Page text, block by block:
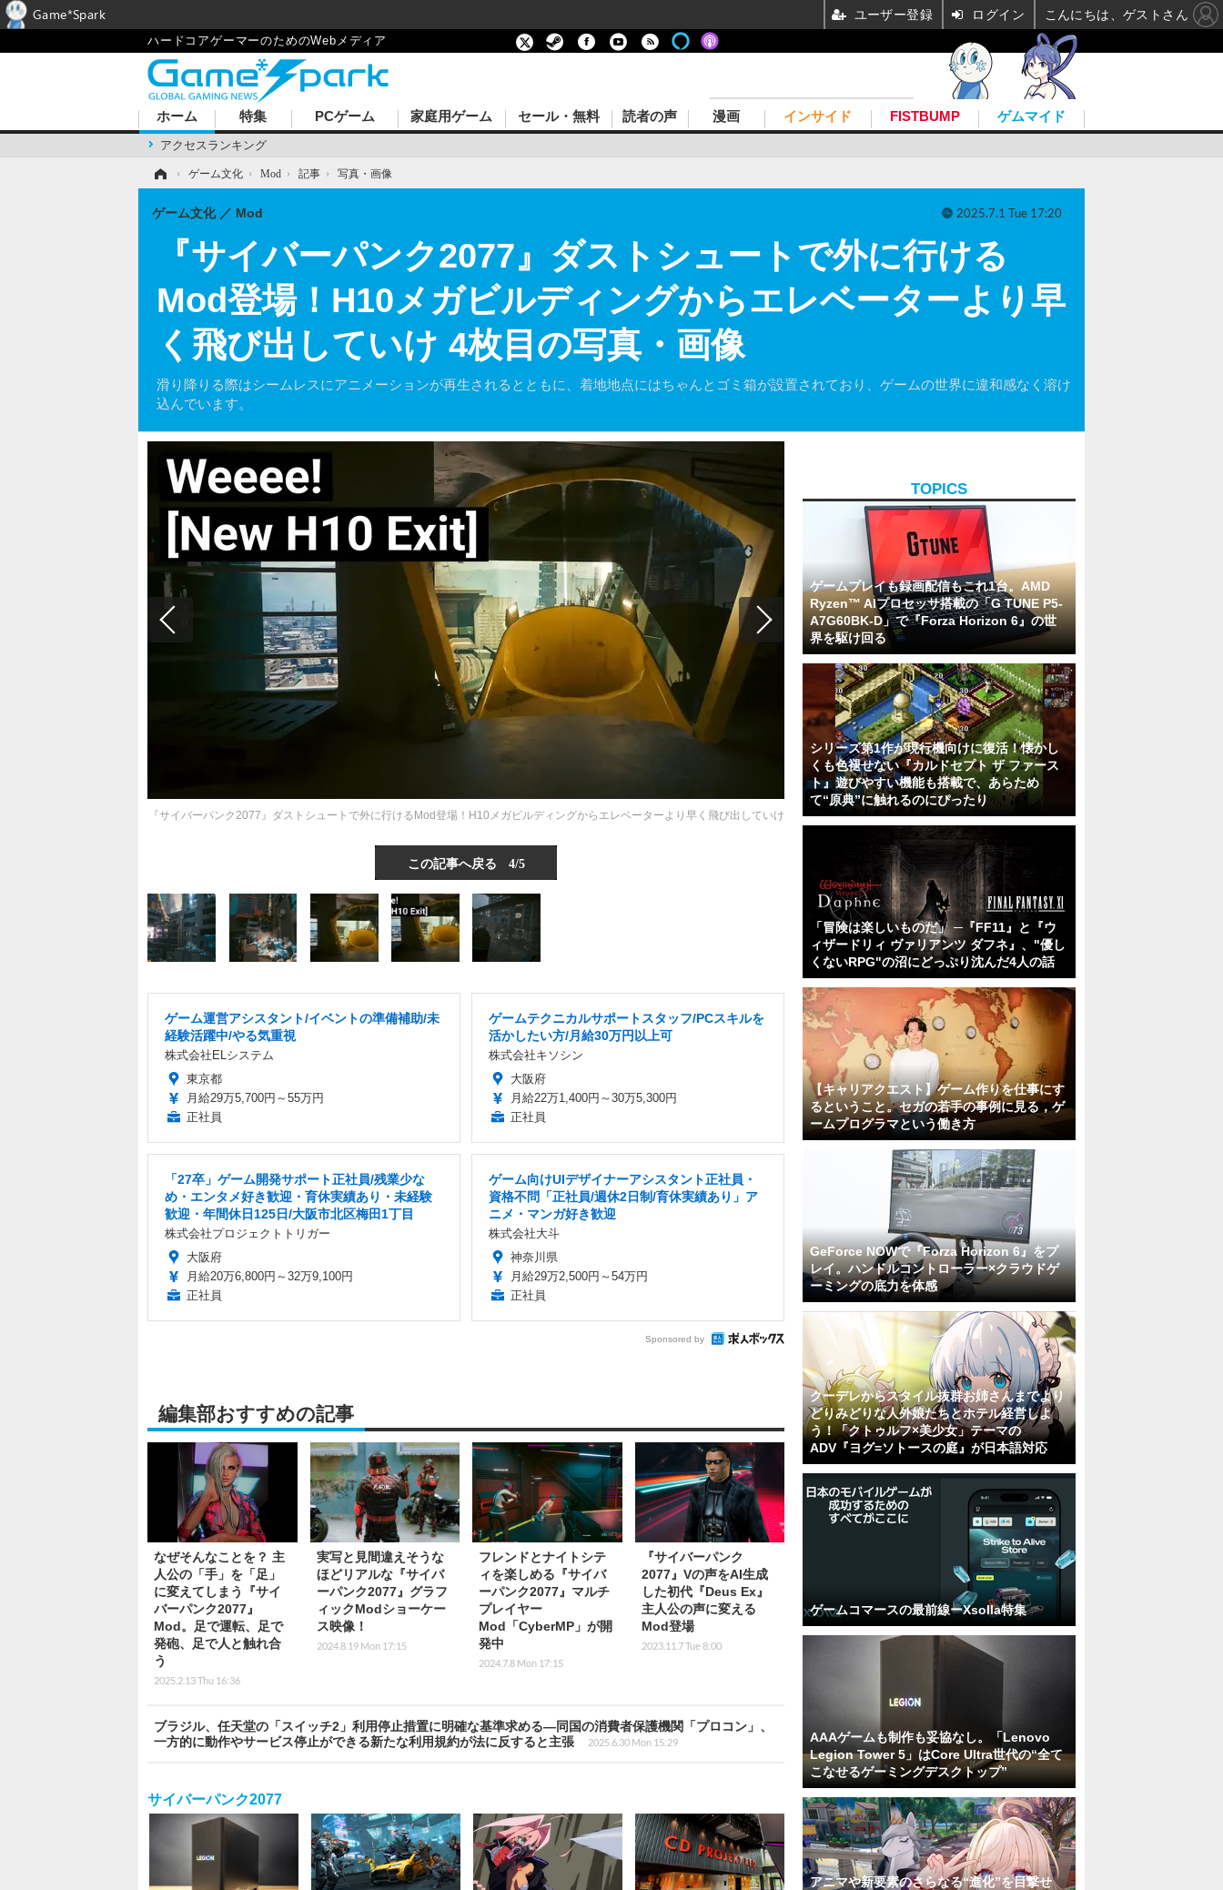
ハードコアゲーマーのためのWebメディア
ホーム
アクセスランキング
特集 PCゲーム 家庭用ゲーム セール・無料 読者の声 漫画 インサイド FISTBUMP ゲムマイド
› ゲーム文化 › Mod › 記事 › 写真・画像
『サイバーパンク2077』ダストシュートで外に行ける
Mod登場！H10メガビルディングからエレベーターより早
く飛び出していけ 4枚目の写真・画像
滑り降りる際はシームレスにアニメーションが再生されるとともに、着地地点にはちゃんとゴミ箱が設置されており、ゲームの世界に違和感なく溶け
込んでいます。
ゲーム文化 Mod 2025.7.1 Tue 17:20
『サイバーパンク2077』ダストシュートで外に行けるMod登場！H10メガビルディングからエレベーターより早く飛び出していけ
この記事へ戻る 4/5
ゲーム運営アシスタント/イベントの準備補助/未
経験活躍中/やる気重視
株式会社ELシステム
東京都
月給29万5,700円～55万円
正社員
ゲームテクニカルサポートスタッフ/PCスキルを
活かしたい方/月給30万円以上可
株式会社キソシン
大阪府
月給22万1,400円～30万5,300円
正社員
「27卒」ゲーム開発サポート正社員/残業少な
め・エンタメ好き歓迎・育休実績あり・未経験
歓迎・年間休日125日/大阪市北区梅田1丁目
株式会社プロジェクトトリガー
大阪府
月給20万6,800円～32万9,100円
正社員
ゲーム向けUIデザイナーアシスタント正社員・
資格不問「正社員/週休2日制/育休実績あり」ア
ニメ・マンガ好き歓迎
株式会社大斗
神奈川県
月給29万2,500円～54万円
正社員
Sponsored by
編集部おすすめの記事
なぜそんなことを？ 主
人公の「手」を「足」
に変えてしまう『サイ
バーパンク2077』
Mod。足で運転、足で
発砲、足で人と触れ合
う
2025.2.13 Thu 16:36
実写と見間違えそうな
ほどリアルな『サイバ
ーパンク2077』グラフ
ィックModショーケー
ス映像！
2024.8.19 Mon 17:15
フレンドとナイトシテ
ィを楽しめる『サイバ
ーパンク2077』マルチ
プレイヤー
Mod「CyberMP」が開
発中
2024.7.8 Mon 17:15
『サイバーパンク
2077』Vの声をAI生成
した初代『Deus Ex』
主人公の声に変える
Mod登場
2023.11.7 Tue 8:00
ブラジル、任天堂の「スイッチ2」利用停止措置に明確な基準求める―同国の消費者保護機関「プロコン」、
一方的に動作やサービス停止ができる新たな利用規約が法に反すると主張
2025.6.30 Mon 15:29
サイバーパンク2077
TOPICS
ゲームプレイも録画配信もこれ1台。AMD
Ryzen™ AIプロセッサ搭載の「G TUNE P5-
A7G60BK-D」で『Forza Horizon 6』の世
界を駆け回る
シリーズ第1作が現行機向けに復活！懐かし
くも色褪せない『カルドセプト ザ ファース
ト』遊びやすい機能も搭載で、あらため
て“原典”に触れるのにぴったり
「冒険は楽しいものだ」 ─『FF11』と『ウ
ィザードリィ ヴァリアンツ ダフネ』、"優し
くないRPG"の沼にどっぷり沈んだ4人の話
【キャリアクエスト】ゲーム作りを仕事にす
るということ。セガの若手の事例に見る，ゲ
ームプログラマという働き方
GeForce NOWで『Forza Horizon 6』をプ
レイ。ハンドルコントローラー×クラウドゲ
ーミングの底力を体感
クーデレからスタイル抜群お姉さんまでより
どりみどりな人外娘たちとホテル経営しよ
う！「クトゥルフ×美少女」テーマの
ADV『ヨグ=ソトースの庭』が日本語対応
ゲームコマースの最前線ーXsolla特集
AAAゲームも制作も妥協なし。「Lenovo
Legion Tower 5」はCore Ultra世代の“全て
こなせるゲーミングデスクトップ”
アニマや新要素のさらなる“進化”を目撃せ
Game*Spark ユーザー登録 ログイン こんにちは、ゲストさん